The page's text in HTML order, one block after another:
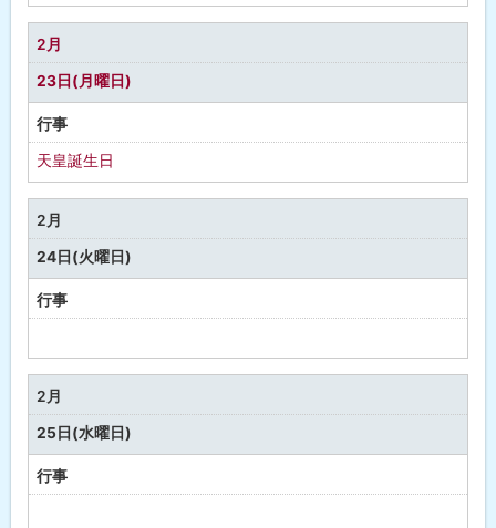
定
な
し
2月
23日(月曜日)
行事
天皇誕生日
2月
24日(火曜日)
行事
定
な
し
2月
25日(水曜日)
行事